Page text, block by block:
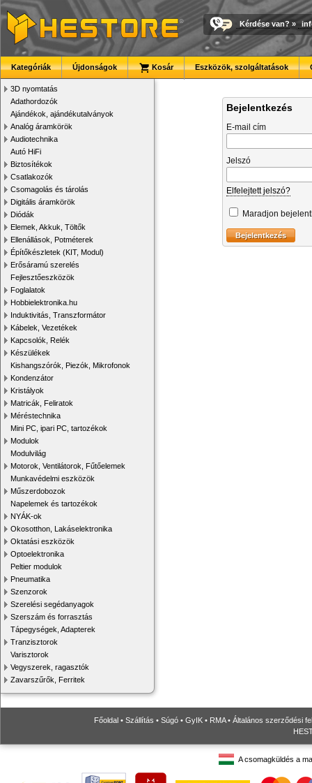
Kérdése van? »
Kategóriák Újdonságok Kosár Eszközök, szolgáltatások
3D nyomtatás
Adathordozók
Ajándékok, ajándékutalványok
Analóg áramkörök
Audiotechnika
Autó HiFi
Biztosítékok
Csatlakozók
Csomagolás és tárolás
Digitális áramkörök
Diódák
Elemek, Akkuk, Töltők
Ellenállások, Potméterek
Építőkészletek (KIT, Modul)
Erősáramú szerelés
Fejlesztőeszközök
Foglalatok
Hobbielektronika.hu
Induktivitás, Transzformátor
Kábelek, Vezetékek
Kapcsolók, Relék
Készülékek
Kishangszórók, Piezók, Mikrofonok
Kondenzátor
Kristályok
Matricák, Feliratok
Méréstechnika
Mini PC, ipari PC, tartozékok
Modulok
Modulvilág
Motorok, Ventilátorok, Fűtőelemek
Munkavédelmi eszközök
Műszerdobozok
Napelemek és tartozékok
NYÁK-ok
Okosotthon, Lakáselektronika
Oktatási eszközök
Optoelektronika
Peltier modulok
Pneumatika
Szenzorok
Szerelési segédanyagok
Szerszám és forrasztás
Tápegységek, Adapterek
Tranzisztorok
Varisztorok
Vegyszerek, ragasztók
Zavarszűrők, Ferritek
Bejelentkezés
E-mail cím
Jelszó
Elfelejtett jelszó?
Maradjon
Főoldal • Szállítás • Súgó • GyIK • RMA• Általános szerződési
A csomagküldés a